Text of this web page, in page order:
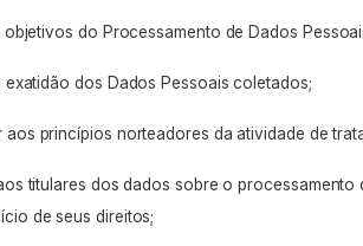
objetivos do Processamento de Dados
exatidão dos Dados Pessoais coletados;
aos princípios norteadores da atividade de
titulares dos dados sobre o
de seus direitos;